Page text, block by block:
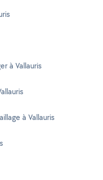
à Vallauris
à Vallauris